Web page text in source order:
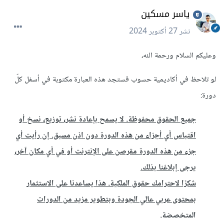
ياسر مسكين
نشر27 أكتوبر 2024
وعليكم السلام ورحمة الله،
لو تلاحظ في أكاديمية حسوب فستجد هذه العبارة مكتوبة في أسفل كلّ
دورة:
جميع الحقوق محفوظة. لا يسمح بإعادة نشر، توزيع، نسخ أو
اقتباس أي أجزاء من هذه الدورة دون اذن مسبق. إن رأيت أي
جزء من هذه الدورة مقرصن على الإنترنت أو في أي مكان آخر،
يرجى إبلاغنا بذلك.
شكرًا لاحترامك حقوق الملكية. هذا يساعدنا على الاستثمار
بمحتوى عربي عالي الجودة وبتطوير مزيد من الدورات